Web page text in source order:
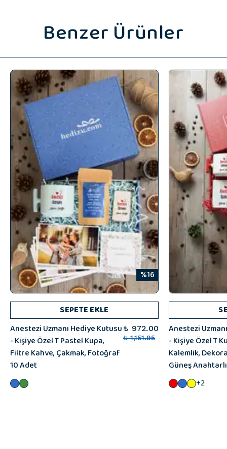
Benzer Ürünler
%16
SEPETE EKLE
Anestezi Uzmanı Hediye Kutusu
- Kişiye Özel T Pastel Kupa,
Filtre Kahve, Çakmak, Fotoğraf
10 Adet
₺ 972.00
₺ 1,151.95
Anestezi
- Kişiye Özel T
Kalemlik,
Güneş
+2